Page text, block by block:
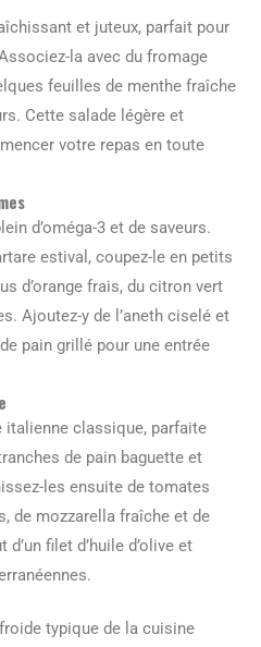
et juteux, parfait pour
la avec du fromage
feuilles de menthe fraîche
Cette salade légère et
votre repas en toute
d’oméga-3 et de saveurs.
estival, coupez-le en petits
d’orange frais, du citron vert
Ajoutez-y de l’aneth ciselé et
pain grillé pour une entrée
italienne classique, parfaite
de pain baguette et
les ensuite de tomates
de mozzarella fraîche et de
filet d’huile d’olive et
typique de la cuisine